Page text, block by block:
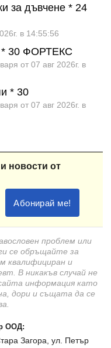
за дъвчене * 24
в 14:55:56
* 30 ФОРТЕКС
от 07 авг 2026г. в
* 30
от 07 авг 2026г. в
новости от
проблем или
се обръщайте за
квалифициран и
В никакъв случай не
информация като
дори и същата да се
ООД:
Загора, ул. Петър